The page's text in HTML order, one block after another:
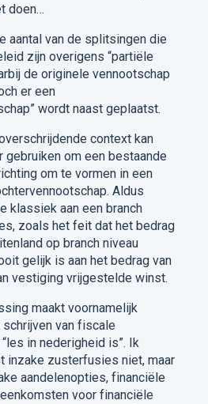
doen…
aantal van de splitsingen die
zijn overigens “partiële
de originele vennootschap
er een
wordt naast geplaatst.
context kan
gebruiken om een bestaande
om te vormen in een
Aldus
klassiek aan een branch
zoals het feit dat het bedrag
op branch niveau
gelijk is aan het bedrag van
vestiging vrijgestelde winst.
maakt voornamelijk
van fiscale
in nederigheid is”. Ik
inzake zusterfusies niet, maar
aandelenopties, financiële
voor financiële